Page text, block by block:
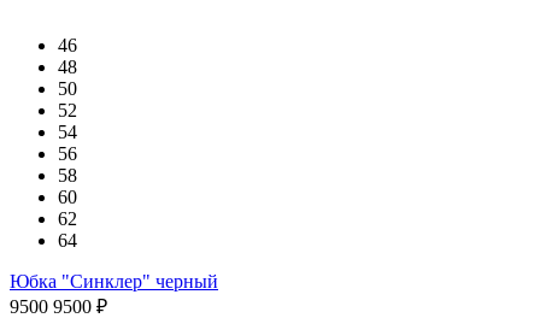
46
48
50
52
54
56
58
60
62
64
Юбка "Синклер" черный
9500 9500 ₽